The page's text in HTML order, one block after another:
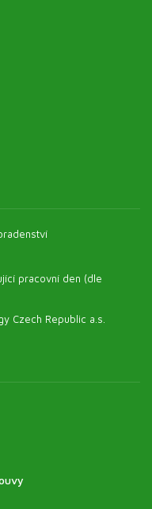
pracovní den (dle
Czech Republic a.s.